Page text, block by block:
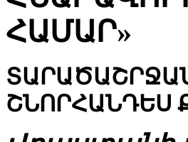
ՀԱՄԱՐ»
ՇՆՈՐՀԱՆԴԵՍ